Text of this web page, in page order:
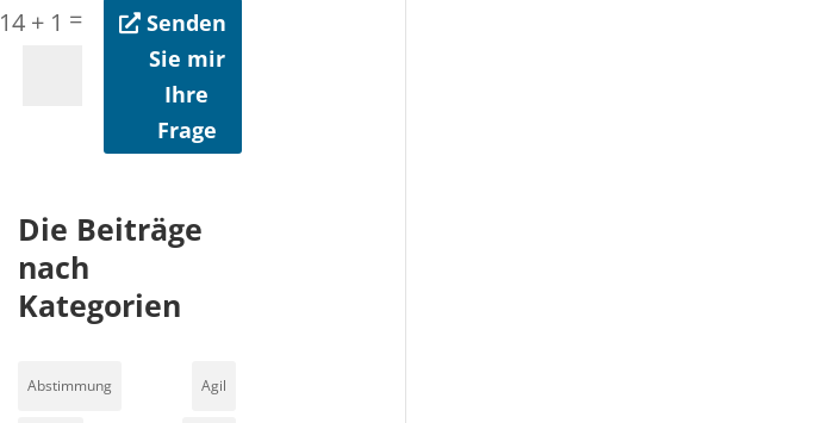
14 + 1 =
Senden
Sie mir
Ihre
Frage
Die Beiträge
nach
Kategorien
Abstimmung Agil